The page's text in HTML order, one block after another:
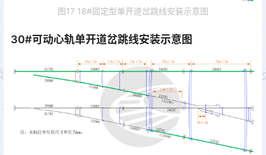
图17 18#固定型单开道岔跳线安装示意图
30#可动心轨单开道岔跳线安装示意图